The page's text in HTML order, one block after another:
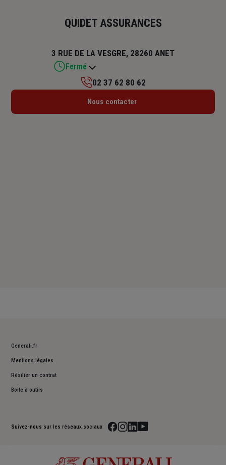
QUIDET ASSURANCES
3 RUE DE LA VESGRE, 28260 ANET
Fermé
Lundi : 14h – 18h
02 37 62 80 62
Nous contacter
Generali.fr
Mentions légales
Résilier un contrat
Boite à outils
Suivez-nous sur les réseaux sociaux